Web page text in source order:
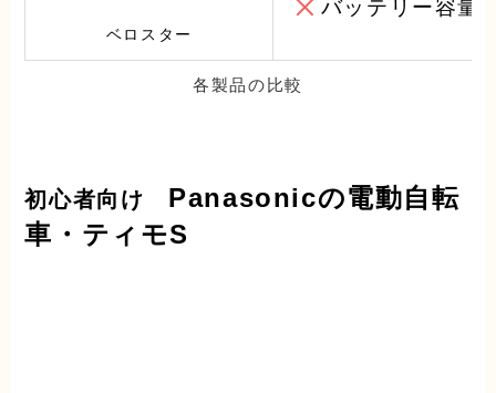
ベロスター
バッテリー容量
各製品の比較
初心者向け Panasonicの電動自転
車・ティモS